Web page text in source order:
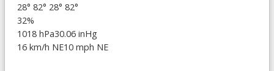
28° 82° 28° 82°
32%
1018 hPa30.06 inHg
16 km/h NE10 mph NE